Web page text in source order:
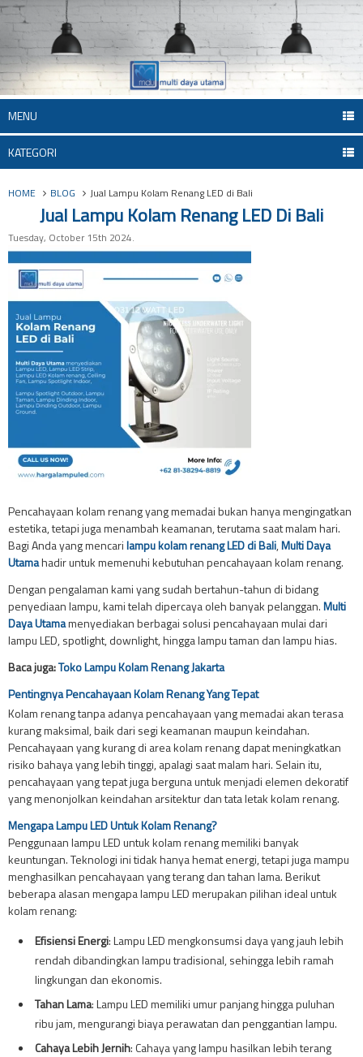
MENU
KATEGORI
HOME BLOG Jual Lampu Kolam Renang LED di Bali
Jual Lampu Kolam Renang LED Di Bali
Tuesday, October 15th 2024.
Pencahayaan kolam renang yang memadai bukan hanya mengingatkan
estetika, tetapi juga menambah keamanan, terutama saat malam hari.
Bagi Anda yang mencarilampu kolam renang LED di Bali,Multi Daya
Utamahadir untuk memenuhi kebutuhan pencahayaan kolam renang.
Dengan pengalaman kami yang sudah bertahun-tahun di bidang
penyediaan lampu, kami telah dipercaya oleh banyak pelanggan.Multi
Daya Utamamenyediakan berbagai solusi pencahayaan mulai dari
lampu LED, spotlight, downlight, hingga lampu taman dan lampu hias.
Baca juga:Toko Lampu Kolam Renang Jakarta
Pentingnya Pencahayaan Kolam Renang Yang Tepat
Kolam renang tanpa adanya pencahayaan yang memadai akan terasa
kurang maksimal, baik dari segi keamanan maupun keindahan.
Pencahayaan yang kurang di area kolam renang dapat meningkatkan
risiko bahaya yang lebih tinggi, apalagi saat malam hari. Selain itu,
pencahayaan yang tepat juga berguna untuk menjadi elemen dekoratif
yang menonjolkan keindahan arsitektur dan tata letak kolam renang.
Mengapa Lampu LED Untuk Kolam Renang?
Penggunaan lampu LED untuk kolam renang memiliki banyak
keuntungan. Teknologi ini tidak hanya hemat energi, tetapi juga mampu
menghasilkan pencahayaan yang terang dan tahan lama. Berikut
beberapa alasan mengapa lampu LED merupakan pilihan ideal untuk
kolam renang:
Efisiensi Energi: Lampu LED mengkonsumsi daya yang jauh lebih
rendah dibandingkan lampu tradisional, sehingga lebih ramah
lingkungan dan ekonomis.
Tahan Lama: Lampu LED memiliki umur panjang hingga puluhan
ribu jam, mengurangi biaya perawatan dan penggantian lampu.
Cahaya Lebih Jernih: Cahaya yang lampu hasilkan lebih terang